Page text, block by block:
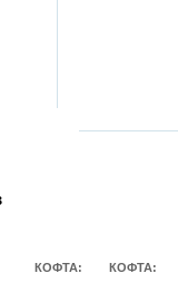
КОФТА:
КОФТА: